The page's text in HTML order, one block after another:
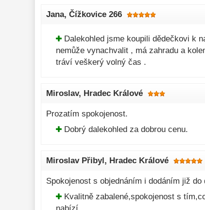
Jana, Čížkovice 266
Dalekohled jsme koupili dědečkovi k
nemůže vynachvalit , má zahradu a
tráví veškerý volný čas .
Miroslav, Hradec Králové
Prozatím spokojenost.
Dobrý dalekohled za dobrou cenu.
Miroslav Přibyl , Hradec Králové
Spokojenost s objednáním i dodáním již do
Kvalitně zabalené,spokojenost s